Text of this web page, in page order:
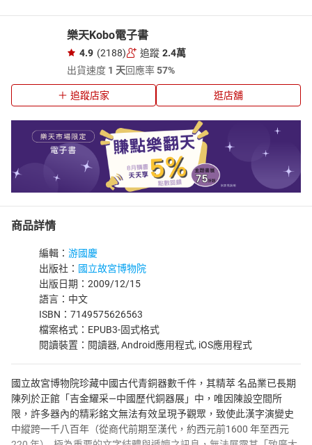
樂天Kobo電子書
4.9 (2188) 追蹤 2.4萬
出貨速度 1 天回應率57%
追蹤店家 逛店舖
商品詳情
編輯： 游國慶
出版社： 國立故宮博物院
出版日期：2009/12/15
語言：中文
ISBN：7149575626563
檔案格式：EPUB3-固式格式
閱讀裝置：閱讀器, Android應用程式, iOS應用程式
國立故宮博物院珍藏中國古代青銅器數千件，其精萃 名品業已長期
陳列於正館「吉金耀采—中國歷代銅器展」中，唯因陳設空間所
限，許多器內的精彩銘文無法有效呈現予觀眾，致使此漢字演變史
中縱跨一千八百年（從商代前期至漢代，約西元前1600 年至西元